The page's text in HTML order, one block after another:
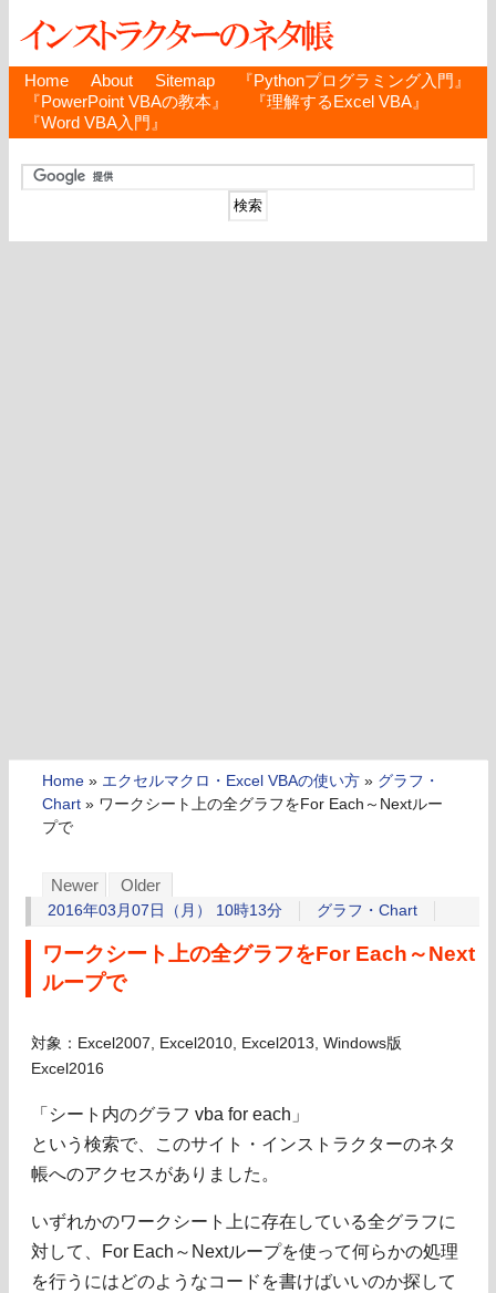
Home About Sitemap
『Pythonプログラミング入門』
『PowerPoint VBAの教本』
『理解するExcel VBA』
『Word VBA入門』
Home » エクセルマクロ・Excel VBAの使い方 » グラフ・
Chart » ワークシート上の全グラフをFor Each～Nextルー
プで
Newer Older
2016年03月07日（月） 10時13分 グラフ・Chart
ワークシート上の全グラフをFor Each～Next
ループで
対象：Excel2007, Excel2010, Excel2013, Windows版
Excel2016
「シート内のグラフ vba for each」
という検索で、このサイト・インストラクターのネタ
帳へのアクセスがありました。
いずれかのワークシート上に存在している全グラフに
対して、For Each～Nextループを使って何らかの処理
を行うにはどのようなコードを書けばいいのか探して